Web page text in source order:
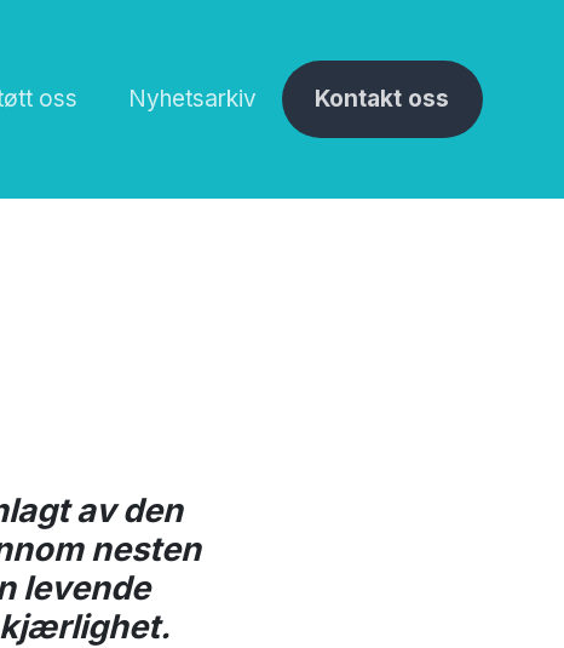
oss Nyhetsarkiv Kontakt oss
av den
nesten
levende
kjærlighet.